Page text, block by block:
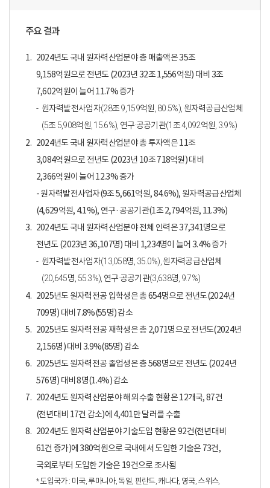
주요 결과
1. 2024년도 국내 원자력산업분야 총 매출액은 35조
9,158억원으로 전년도 (2023년 32조 1,556억원) 대비 3조
7,602억원이 늘어 11.7% 증가
원자력발전사업자(28조 9,159억원, 80.5%), 원자력공급산업체
(5조 5,908억원, 15.6%), 연구·공공기관(1조 4,092억원, 3.9%)
2. 2024년도 국내 원자력산업분야 총 투자액은 11조
3,084억원으로 전년도 (2023년 10조 718억원) 대비
2,366억원이 늘어 12.3% 증가
- 원자력발전사업자(9조 5,661억원, 84.6%), 원자력공급산업체
(4,629억원, 4.1%), 연구·공공기관(1조 2,794억원, 11.3%)
3. 2024년도 국내 원자력산업분야 전체 인력은 37,341명으로
전년도 (2023년 36,107명) 대비 1,234명이 늘어 3.4% 증가
원자력발전사업자(13,058명, 35.0%), 원자력공급산업체
(20,645명, 55.3%), 연구·공공기관(3,638명, 9.7%)
4. 2025년도 원자력전공 입학생은 총 654명으로 전년도(2024년
709명) 대비 7.8%(55명) 감소
5. 2025년도 원자력전공 재학생은 총 2,071명으로 전년도(2024년
2,156명) 대비 3.9%(85명) 감소
6. 2025년도 원자력전공 졸업생은 총 568명으로 전년도 (2024년
576명) 대비 8명(1.4%) 감소
7. 2024년도 원자력산업분야 해외 수출 현황은 12개국, 87건
(전년대비 17건 감소)에 4,401만 달러를 수출
8. 2024년도 원자력산업분야 기술도입 현황은 92건(전년대비
61건 증가)에 380억원으로 국내에서 도입한 기술은 73건,
국외로부터 도입한 기술은 19건으로 조사됨
* 도입국가 : 미국, 루마니아, 독일, 핀란드, 캐나다, 영국, 스위스,